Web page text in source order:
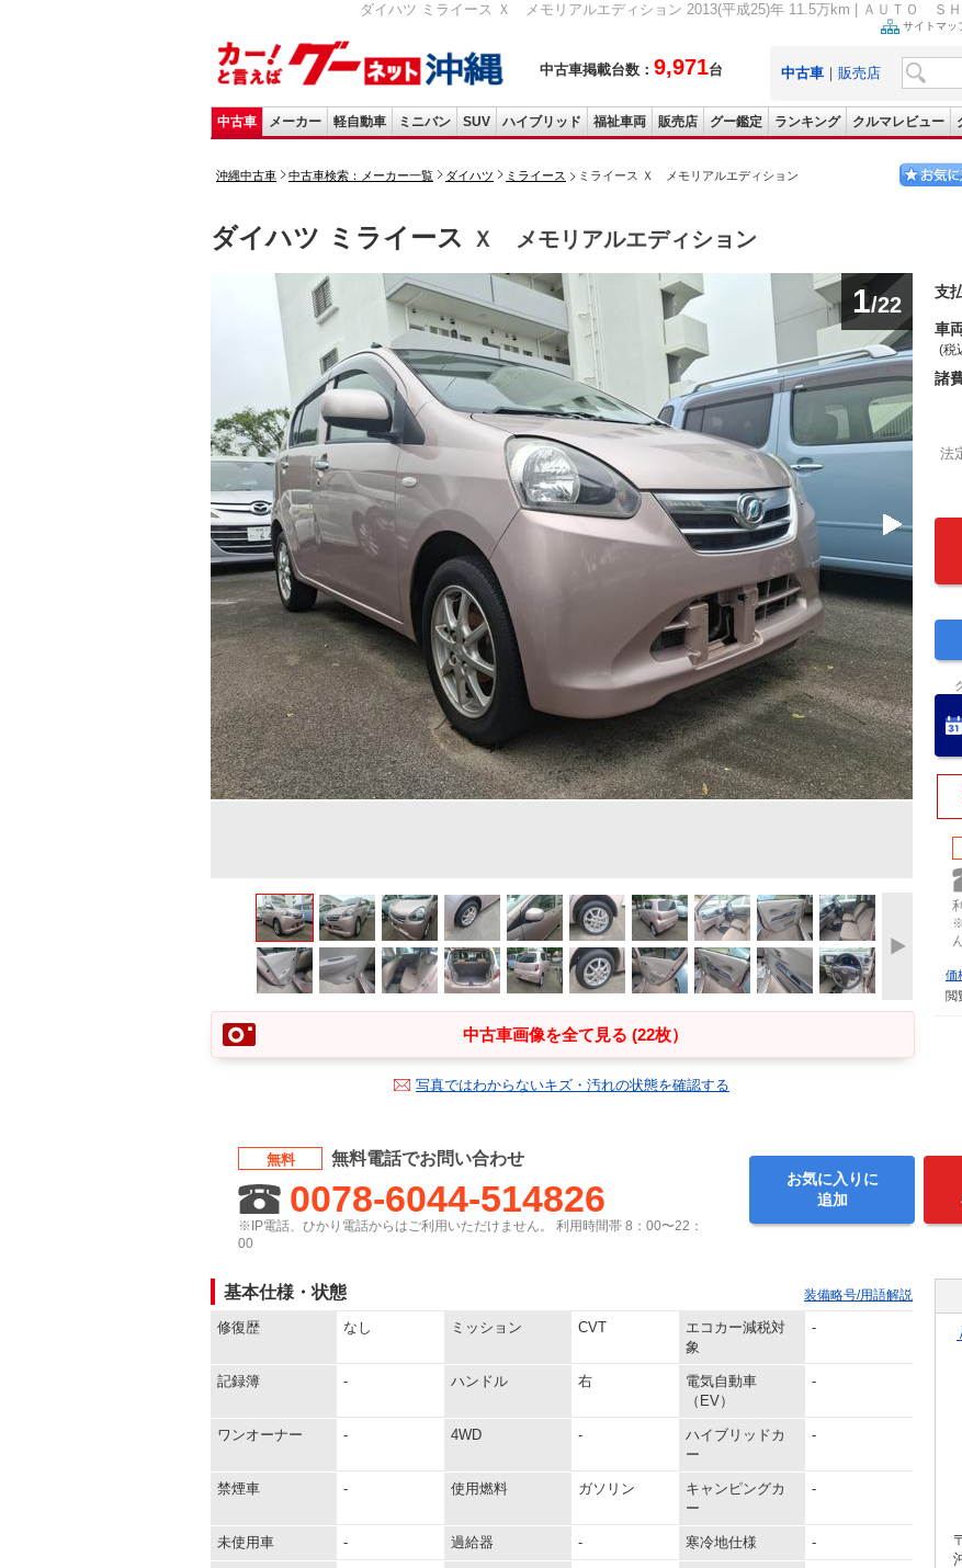
ダイハツ ミライース Ｘ メモリアルエディション 2013(平成25)年 11.5万km | ＡＵＴＯ Ｓ
中古車掲載台数： 9,971台
サイトマッ
中古車 ｜ 販売店
中古車 メーカー 軽自動車 ミニバン SUV ハイブリッド 福祉車両 販売店 グー鑑定 ランキング クルマレビュー
沖縄中古車 中古車検索：メーカー一覧 ダイハツ ミライース ミライース Ｘ メモリアルエディション
ダイハツ ミライース Ｘ メモリアルエディション
1/22
中古車画像を全て見る (22枚）
写真ではわからないキズ・汚れの状態を確認する
支
車
(税
諸
法
価
閲
無料 無料電話でお問い合わせ
0078-6044-514826
※IP電話、ひかり電話からはご利用いただけません。 利用時間帯 8：00〜22：
00
お気に入りに
追加
基本仕様・状態 装備略号/用語解説
修復歴 なし ミッション CVT
エコカー減税対
象
-
記録簿 - ハンドル 右
電気自動車
（EV）
-
ワンオーナー - 4WD -
ハイブリッドカ
ー
-
禁煙車 - 使用燃料 ガソリン
キャンピングカ
ー
-
未使用車 - 過給器 - 寒冷地仕様 -